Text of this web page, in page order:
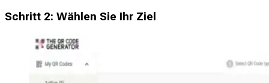
Schritt 2: Wählen Sie Ihr Ziel